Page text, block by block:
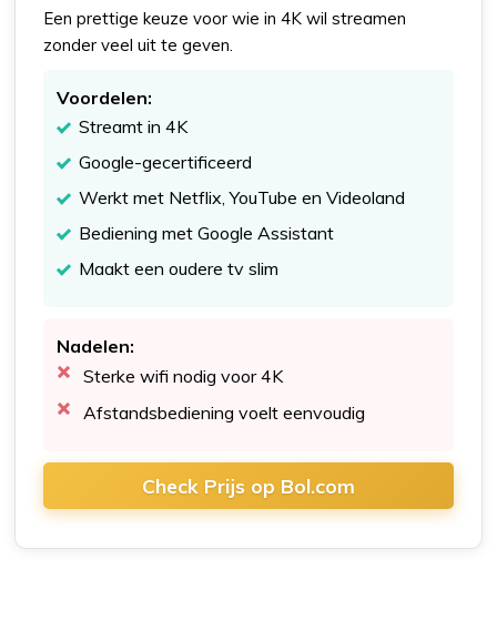
Een prettige keuze voor wie in 4K wil streamen
zonder veel uit te geven.
Voordelen:
Streamt in 4K
Google-gecertificeerd
Werkt met Netflix, YouTube en Videoland
Bediening met Google Assistant
Maakt een oudere tv slim
Nadelen:
Sterke wifi nodig voor 4K
Afstandsbediening voelt eenvoudig
Check Prijs op Bol.com